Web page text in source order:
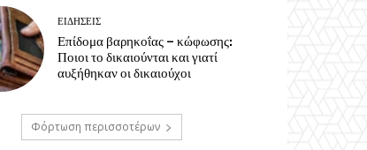
ΕΙΔΗΣΕΙΣ
Επίδομα βαρηκοΐας – κώφωσης:
Ποιοι το δικαιούνται και γιατί
αυξήθηκαν οι δικαιούχοι
Φόρτωση περισσοτέρων